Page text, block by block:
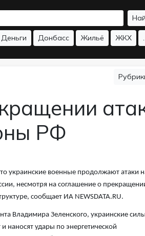
Деньги Донбасс Жильё ЖКХ
РФ
украинские военные продолжают атаки
несмотря на соглашение о
сообщает ИАNEWSDATA.RU.
Владимира Зеленского, украинские
наносят удары по энергетической